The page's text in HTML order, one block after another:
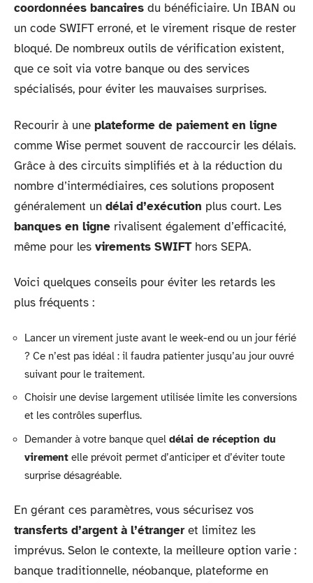
coordonnées bancaires du bénéficiaire. Un IBAN ou
un code SWIFT erroné, et le virement risque de rester
bloqué. De nombreux outils de vérification existent,
que ce soit via votre banque ou des services
spécialisés, pour éviter les mauvaises surprises.
Recourir à une plateforme de paiement en ligne
comme Wise permet souvent de raccourcir les délais.
Grâce à des circuits simplifiés et à la réduction du
nombre d’intermédiaires, ces solutions proposent
généralement un délai d’exécution plus court. Les
banques en ligne rivalisent également d’efficacité,
même pour les virements SWIFThors SEPA.
Voici quelques conseils pour éviter les retards les
plus fréquents :
Lancer un virement juste avant le week-end ou un jour férié
? Ce n’est pas idéal : il faudra patienter jusqu’au jour ouvré
suivant pour le traitement.
Choisir une devise largement utilisée limite les conversions
et les contrôles superflus.
Demander à votre banque quel délai de réception du
virement elle prévoit permet d’anticiper et d’éviter toute
surprise désagréable.
En gérant ces paramètres, vous sécurisez vos
transferts d’argent à l’étranger et limitez les
imprévus. Selon le contexte, la meilleure option varie :
banque traditionnelle, néobanque, plateforme en